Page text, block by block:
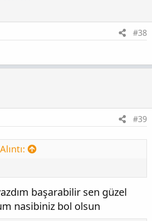
#38
#39
başarabilir sen güzel
nasibiniz bol olsun